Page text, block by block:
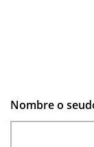
Nombre o